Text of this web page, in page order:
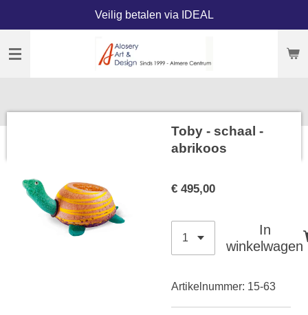
naar
Veilig betalen via IDEAL
Toby - schaal -
abrikoos
€ 495,00
In
winkelwagen
Artikelnummer: 15-63